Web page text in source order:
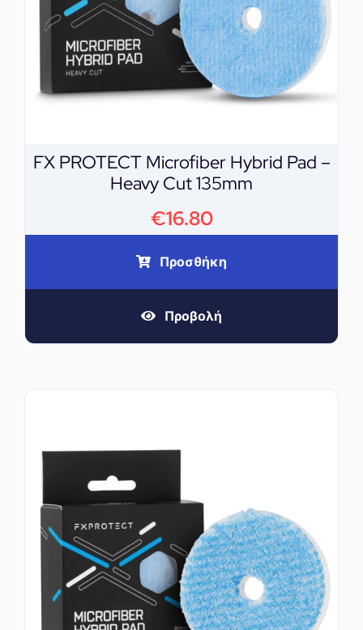
FX PROTECT Microfiber Hybrid Pad –
Heavy Cut 135mm
€16.80
Προσθήκη
Προβολή